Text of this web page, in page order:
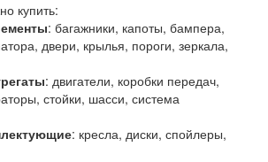
купить:
: багажники, капоты, бампера,
двери, крылья, пороги, зеркала,
: двигатели, коробки передач,
стойки, шасси, система
: кресла, диски, спойлеры,